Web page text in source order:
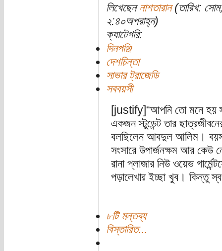
লিখেছেন নাশতারান(তারিখ:
২:৪০অপরাহ্ন)
ক্যাটেগরি:
দিনপঞ্জি
দেশচিন্তা
সাভার ট্রাজেডি
সববয়সী
[justify]“আপনি তো মনে হয়
একজন স্টুডেন্ট তার
বলছিলেন আবদুল আলিম।
সংসারে উপার্জনক্ষম আর কেউ
রানা প্লাজার নিউ ওয়েভ
পড়ালেখার ইচ্ছা খুব। কিন্তু
৮টি মন্তব্য
বিস্তারিত...